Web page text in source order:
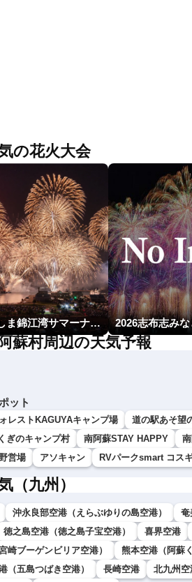
の花火大会
第24回かごしま錦江湾サマーナイト大花火大会 2026志布志み
蘇村周辺の天気予報
ット
レストKAGUYAキャンプ場 道の駅あそ望
ぎのキャンプ村
南阿蘇STAY HAPPY
営場
アソキャン RVパークsmart コス
（九州）
沖永良部空港（えらぶゆりの島空港） 奄
徳之島空港（徳之島子宝空港） 喜界空港
崎ブーゲンビリア空港）
熊本空港（阿蘇
（五島つばき空港）
長崎空港 北九州空